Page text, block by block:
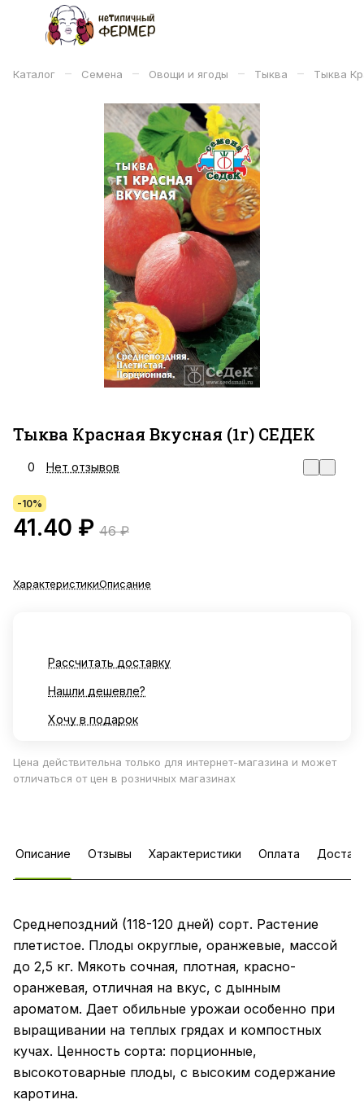
Каталог – Семена – Овощи и ягоды – Тыква – Тыква
Тыква Красная Вкусная (1г) СЕДЕК
0 Нет отзывов
-10%
41.40 ₽ 46 ₽
ХарактеристикиОписание
Рассчитать доставку
Нашли дешевле?
Хочу в подарок
Цена действительна только для интернет-магазина и может
отличаться от цен в розничных магазинах
Описание Отзывы Характеристики Оплата
Среднепоздний (118-120 дней) сорт. Растение
плетистое. Плоды округлые, оранжевые, массой
до 2,5 кг. Мякоть сочная, плотная, красно-
оранжевая, отличная на вкус, с дынным
ароматом. Дает обильные урожаи особенно при
выращивании на теплых грядах и компостных
кучах. Ценность сорта: порционные,
высокотоварные плоды, с высоким содержание
каротина.